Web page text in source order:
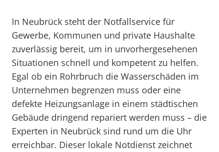
In Neubrück steht der Notfallservice für
Gewerbe, Kommunen und private Haushalte
zuverlässig bereit, um in unvorhergesehenen
Situationen schnell und kompetent zu helfen.
Egal ob ein Rohrbruch die Wasserschäden im
Unternehmen begrenzen muss oder eine
defekte Heizungsanlage in einem städtischen
Gebäude dringend repariert werden muss – die
Experten in Neubrück sind rund um die Uhr
erreichbar. Dieser lokale Notdienst zeichnet